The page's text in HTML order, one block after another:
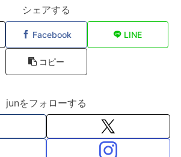
シェアする
Facebook LINE
コピー
junをフォローする